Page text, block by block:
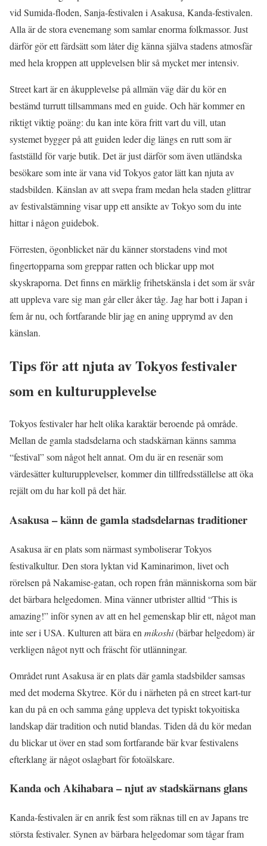
vid Sumida-floden, Sanja-festivalen i Asakusa, Kanda-festivalen.
Alla är de stora evenemang som samlar enorma folkmassor. Just
därför gör ett färdsätt som låter dig känna själva stadens atmosfär
med hela kroppen att upplevelsen blir så mycket mer intensiv.
Street kart är en åkupplevelse på allmän väg där du kör en
bestämd turrutt tillsammans med en guide. Och här kommer en
riktigt viktig poäng: du kan inte köra fritt vart du vill, utan
systemet bygger på att guiden leder dig längs en rutt som är
fastställd för varje butik. Det är just därför som även utländska
besökare som inte är vana vid Tokyos gator lätt kan njuta av
stadsbilden. Känslan av att svepa fram medan hela staden glittrar
av festivalstämning visar upp ett ansikte av Tokyo som du inte
hittar i någon guidebok.
Förresten, ögonblicket när du känner storstadens vind mot
fingertopparna som greppar ratten och blickar upp mot
skyskraporna. Det finns en märklig frihetskänsla i det som är svår
att uppleva vare sig man går eller åker tåg. Jag har bott i Japan i
fem år nu, och fortfarande blir jag en aning upprymd av den
känslan.
Tips för att njuta av Tokyos festivaler
som en kulturupplevelse
Tokyos festivaler har helt olika karaktär beroende på område.
Mellan de gamla stadsdelarna och stadskärnan känns samma
“festival” som något helt annat. Om du är en resenär som
värdesätter kulturupplevelser, kommer din tillfredsställelse att öka
rejält om du har koll på det här.
Asakusa – känn de gamla stadsdelarnas traditioner
Asakusa är en plats som närmast symboliserar Tokyos
festivalkultur. Den stora lyktan vid Kaminarimon, livet och
rörelsen på Nakamise-gatan, och ropen från människorna som bär
det bärbara helgedomen. Mina vänner utbrister alltid “This is
amazing!” inför synen av att en hel gemenskap blir ett, något man
inte ser i USA. Kulturen att bära en mikoshi(bärbar helgedom) är
verkligen något nytt och fräscht för utlänningar.
Området runt Asakusa är en plats där gamla stadsbilder samsas
med det moderna Skytree. Kör du i närheten på en street kart-tur
kan du på en och samma gång uppleva det typiskt tokyoitiska
landskap där tradition och nutid blandas. Tiden då du kör medan
du blickar ut över en stad som fortfarande bär kvar festivalens
efterklang är något oslagbart för fotoälskare.
Kanda och Akihabara – njut av stadskärnans glans
Kanda-festivalen är en anrik fest som räknas till en av Japans tre
största festivaler. Synen av bärbara helgedomar som tågar fram